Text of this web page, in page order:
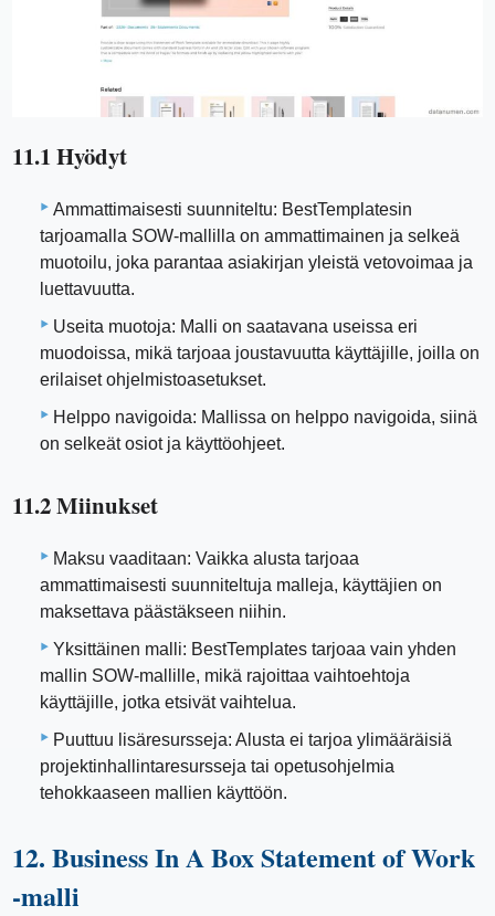
11.1 Hyödyt
Ammattimaisesti suunniteltu: BestTemplatesin
tarjoamalla SOW-mallilla on ammattimainen ja selkeä
muotoilu, joka parantaa asiakirjan yleistä vetovoimaa ja
luettavuutta.
Useita muotoja: Malli on saatavana useissa eri
muodoissa, mikä tarjoaa joustavuutta käyttäjille, joilla on
erilaiset ohjelmistoasetukset.
Helppo navigoida: Mallissa on helppo navigoida, siinä
on selkeät osiot ja käyttöohjeet.
11.2 Miinukset
Maksu vaaditaan: Vaikka alusta tarjoaa
ammattimaisesti suunniteltuja malleja, käyttäjien on
maksettava päästäkseen niihin.
Yksittäinen malli: BestTemplates tarjoaa vain yhden
mallin SOW-mallille, mikä rajoittaa vaihtoehtoja
käyttäjille, jotka etsivät vaihtelua.
Puuttuu lisäresursseja: Alusta ei tarjoa ylimääräisiä
projektinhallintaresursseja tai opetusohjelmia
tehokkaaseen mallien käyttöön.
12. Business In A Box Statement of Work
-malli